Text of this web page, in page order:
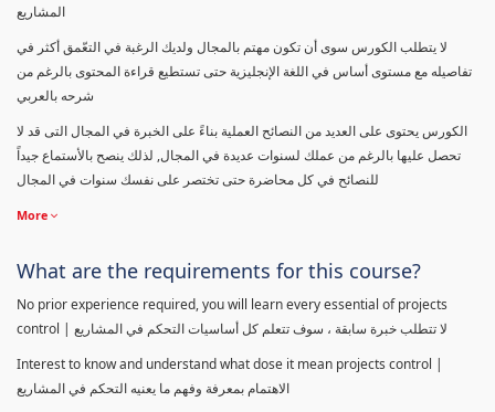
المشاريع
لا يتطلب الكورس سوى أن تكون مهتم بالمجال ولديك الرغبة في التعّمق أكثر في
تفاصيله مع مستوى أساس في اللغة الإنجليزية حتى تستطيع قراءة المحتوى بالرغم من
شرحه بالعربي
الكورس يحتوى على العديد من النصائح العملية بناءً على الخبرة في المجال التى قد لا
تحصل عليها بالرغم من عملك لسنوات عديدة في المجال, لذلك ينصح بالأستماع جيداً
للنصائح في كل محاضرة حتى تختصر على نفسك سنوات في المجال
More
What are the requirements for this course?
No prior experience required, you will learn every essential of projects
control | لا تتطلب خبرة سابقة ، سوف تتعلم كل أساسيات التحكم في المشاريع
Interest to know and understand what dose it mean projects control |
الاهتمام بمعرفة وفهم ما يعنيه التحكم في المشاريع